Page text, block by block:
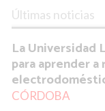
Últimas noticias
La Universidad
para aprender
CÓRDOBA